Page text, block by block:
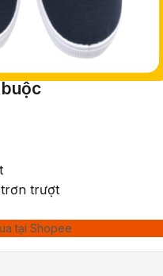
trơn trượt
tại Shopee